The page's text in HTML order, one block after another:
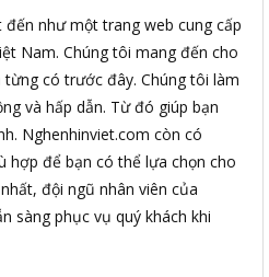
như một trang web cung cấp
Nam. Chúng tôi mang đến cho
có trước đây. Chúng tôi làm
và hấp dẫn. Từ đó giúp bạn
Nghenhinviet.com còn có
hợp để bạn có thể lựa chọn cho
đội ngũ nhân viên của
sàng phục vụ quý khách khi